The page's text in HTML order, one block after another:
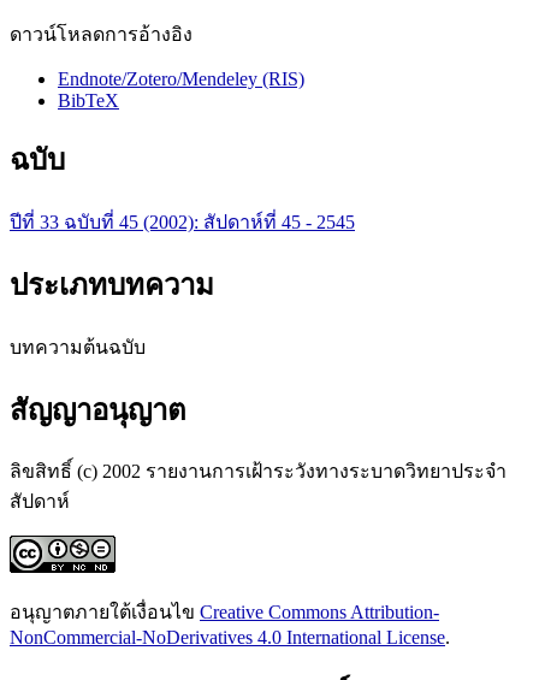
ดาวน์โหลดการอ้างอิง
Endnote/Zotero/Mendeley (RIS)
BibTeX
ฉบับ
ปีที่ 33 ฉบับที่ 45 (2002): สัปดาห์ที่ 45 - 2545
ประเภทบทความ
บทความต้นฉบับ
สัญญาอนุญาต
ลิขสิทธิ์ (c) 2002 รายงานการเฝ้าระวังทางระบาดวิทยาประจำ
สัปดาห์
อนุญาตภายใต้เงื่อนไข Creative Commons Attribution-
NonCommercial-NoDerivatives 4.0 International License.